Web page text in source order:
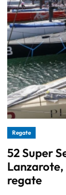
Regate
52 Super
regate